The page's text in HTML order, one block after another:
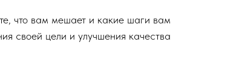
что вам мешает и какие шаги вам
своей цели и улучшения качества